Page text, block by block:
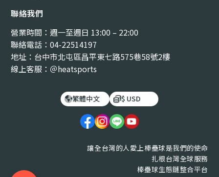
聯絡我們
營業時間：週一至週日 13:00 – 22:00
聯絡電話：04-22514197
地址：台中市北屯區昌平東七路575巷58號2樓
線上客服：＠heatsports
繁體中文 $ USD
讓全台灣的人愛上棒壘球是我們的使命
扎根台灣全球服務
棒壘球生態鏈整合平台